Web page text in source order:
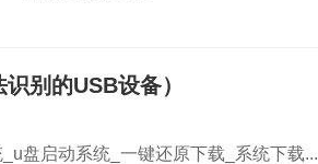
别的USB设备）
盘启动系统_一键还原下载_系统下载...